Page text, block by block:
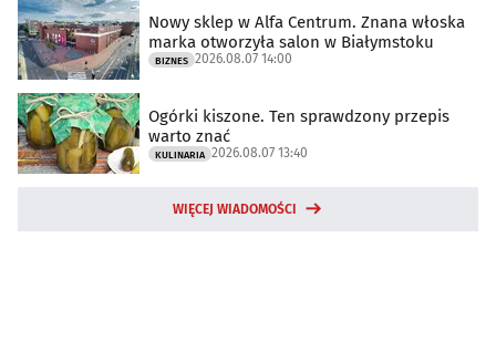
Nowy sklep w Alfa Centrum. Znana włoska
marka otworzyła salon w Białymstoku
BIZNES 2026.08.07 14:00
Ogórki kiszone. Ten sprawdzony przepis
warto znać
KULINARIA 2026.08.07 13:40
WIĘCEJ WIADOMOŚCI